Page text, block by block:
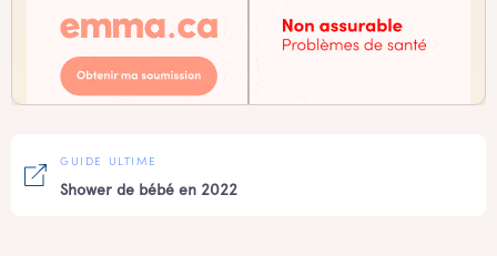
GUIDE ULTIME
Shower de bébé en 2022